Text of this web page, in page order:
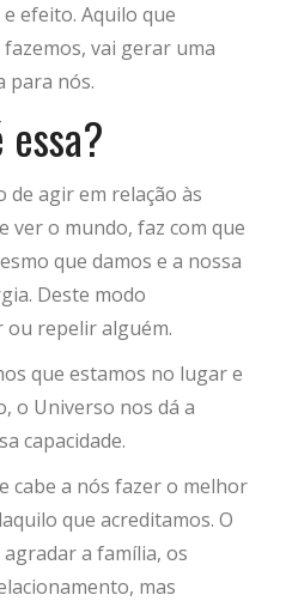
efeito. Aquilo que
vai gerar uma
para nós.
de agir em relação às
ver o mundo, faz com que
que damos e a nossa
Deste modo
repelir alguém.
que estamos no lugar e
o Universo nos dá a
capacidade.
cabe a nós fazer o melhor
que acreditamos. O
a família, os
mas